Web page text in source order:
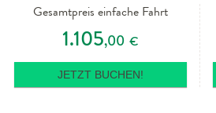
Gesamtpreis einfache Fahrt
1.105,00 €
JETZT BUCHEN!